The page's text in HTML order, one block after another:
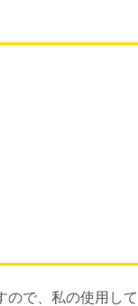
で、私の使用し